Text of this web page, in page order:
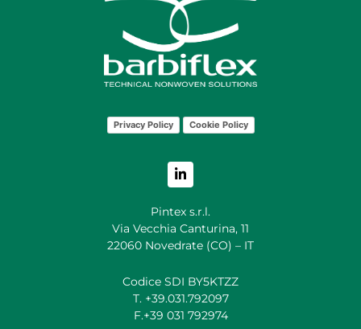
Privacy Policy Cookie Policy
Pintex s.r.l.
Via Vecchia Canturina, 11
22060 Novedrate (CO) – IT
Codice SDI BY5KTZZ
T. +39.031.792097
F.+39 031 792974